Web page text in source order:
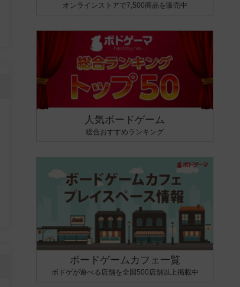
オンラインストアで7,500商品を販売中
人気ボードゲーム
総合おすすめランキング
ボードゲームカフェ一覧
ボドゲが遊べる店舗を全国500店舗以上掲載中